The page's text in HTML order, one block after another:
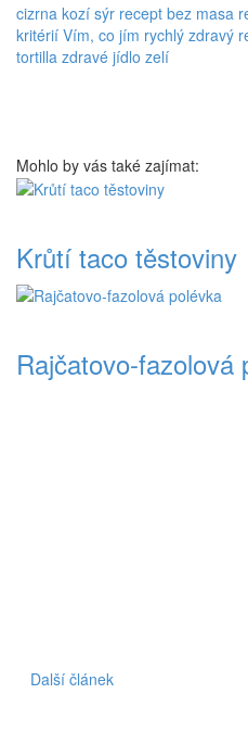
cizrna kozí sýr recept bez masa
kritérií Vím, co jím rychlý zdravý
tortilla zdravé jídlo zelí
Mohlo by vás také zajímat:
Krůtí taco těstoviny
Rajčatovo-fazolová
Další článek